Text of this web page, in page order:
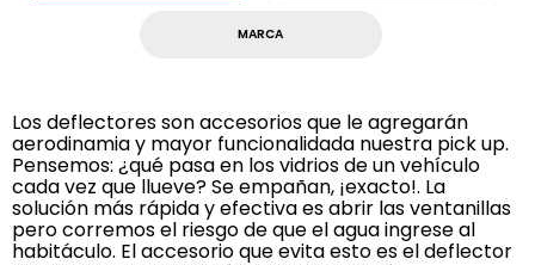
MARCA
Los deflectores son accesorios que le agregarán
aerodinamia y mayor funcionalidada nuestra pick up.
Pensemos: ¿qué pasa en los vidrios de un vehículo
cada vez que llueve? Se empañan, ¡exacto!. La
solución más rápida y efectiva es abrir las ventanillas
pero corremos el riesgo de que el agua ingrese al
habitáculo. El accesorio que evita esto es el deflector